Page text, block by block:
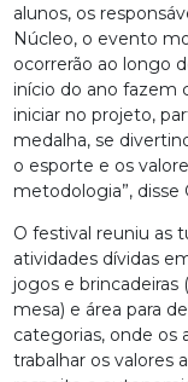
alunos, os
Núcleo, o evento
ocorrerão ao longo
início do ano fazem
iniciar no projeto,
medalha, se
o esporte e os
metodologia”, disse
O festival reuniu as
atividades dívidas
jogos e
mesa) e área para
categorias, onde os
trabalhar os valores